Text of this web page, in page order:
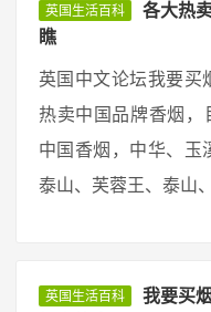
英国生活百科
各大热
瞧
英国中文论坛我要买
热卖中国品牌香烟，
中国香烟，中华、玉
泰山、芙蓉王、泰山
英国生活百科
我要买